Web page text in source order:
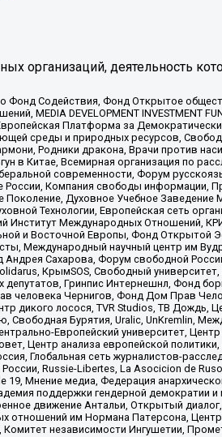
организаций, деятельность
Содействия, Фонд Открытое
MEDIA DEVELOPMENT INVESTMENT
Платформа за
среды и природных ресурсов,
Родники дракона, Врачи против
в Китае, Всемирная организация по
современности, Форум
Компания свободы информации,
Поколение, Духовное Учебное
Технологии, Европейская сеть
Институт Международных Отношений,
и Восточной Европы, Фонд Открытой
Международный научный центр им
Сахарова, Форум свободной
КрымSOS, Свободный
Гринпис Интернешнл, Фонд
человека Чернигов, Фонд Дом Прав
дикого лосося, TVR Studios, ТВ Дождь,
Бурятия, Uralic, UnKremlin,
Европейский университет,
Центр анализа европейской
Глобальная сеть журналистов-
Russie-Libertes, La Asocicion de
Мнение медиа, Федерация
поддержки гендерной демократии
движение Антальи, Открытый
отношений им Нормана Патерсона,
независимости Ингушетии,